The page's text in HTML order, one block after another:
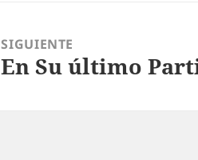
SIGUIENTE
Entrada
En Su último